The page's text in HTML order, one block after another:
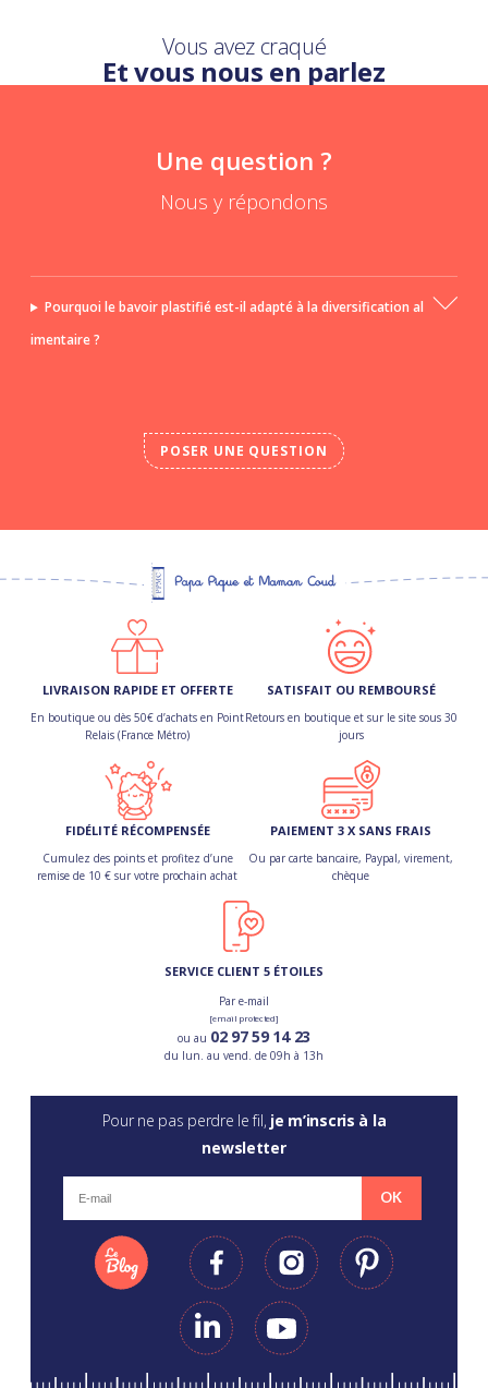
Vous avez craqué
Et vous nous en parlez
Une question ?
Nous y répondons
Pourquoi le bavoir plastifié est-il adapté à la diversification al
imentaire ?
POSER UNE QUESTION
LIVRAISON RAPIDE ET OFFERTE
En boutique ou dès 50€ d’achats en Point
Relais (France Métro)
SATISFAIT OU REMBOURSÉ
Retours en boutique et sur le site sous 30
jours
FIDÉLITÉ RÉCOMPENSÉE
Cumulez des points et profitez d’une
remise de 10 € sur votre prochain achat
PAIEMENT 3 X SANS FRAIS
Ou par carte bancaire, Paypal, virement,
chèque
SERVICE CLIENT 5 ÉTOILES
Par e-mail
[email protected]
ou au 02 97 59 14 23
du lun. au vend. de 09h à 13h
Pour ne pas perdre le fil, je m’inscris à la
newsletter
OK